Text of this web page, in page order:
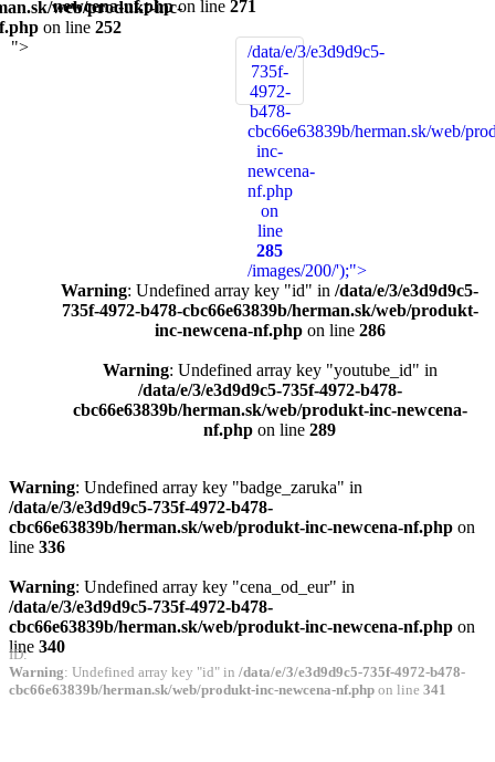
newcena-nf.phpon line 271
/data/e/3/e3d9d9c5-
735f-
4972-
b478-
cbc66e63839b/herman.sk/web/
inc-
newcena-
nf.php
on
line
285
/images/200/');">
Warning: Undefined array key "id" in /data/e/3/e3d9d9c5-
735f-4972-b478-cbc66e63839b/herman.sk/web/produkt-
inc-newcena-nf.phpon line 286
Warning: Undefined array key "youtube_id" in
/data/e/3/e3d9d9c5-735f-4972-b478-
cbc66e63839b/herman.sk/web/produkt-inc-newcena-
nf.php on line 289
Warning: Undefined array key "badge_zaruka" in
/data/e/3/e3d9d9c5-735f-4972-b478-
cbc66e63839b/herman.sk/web/produkt-inc-newcena-nf.php on
line 336
Warning: Undefined array key "cena_od_eur" in
/data/e/3/e3d9d9c5-735f-4972-b478-
cbc66e63839b/herman.sk/web/produkt-inc-newcena-nf.php on
line 340
ID:
Warning: Undefined array key "id" in /data/e/3/e3d9d9c5-735f-4972-b478-
cbc66e63839b/herman.sk/web/produkt-inc-newcena-nf.php on line 341